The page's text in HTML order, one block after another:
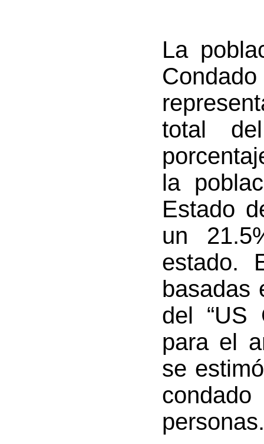
La
total
la
Estado
un
estado.
basadas
del “US
para el
se
personas.